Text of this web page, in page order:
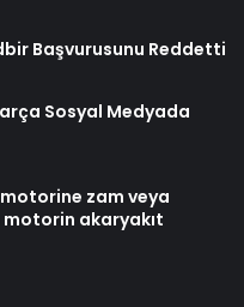
Başvurusunu Reddetti
Sosyal Medyada
zam veya
motorin akaryakıt